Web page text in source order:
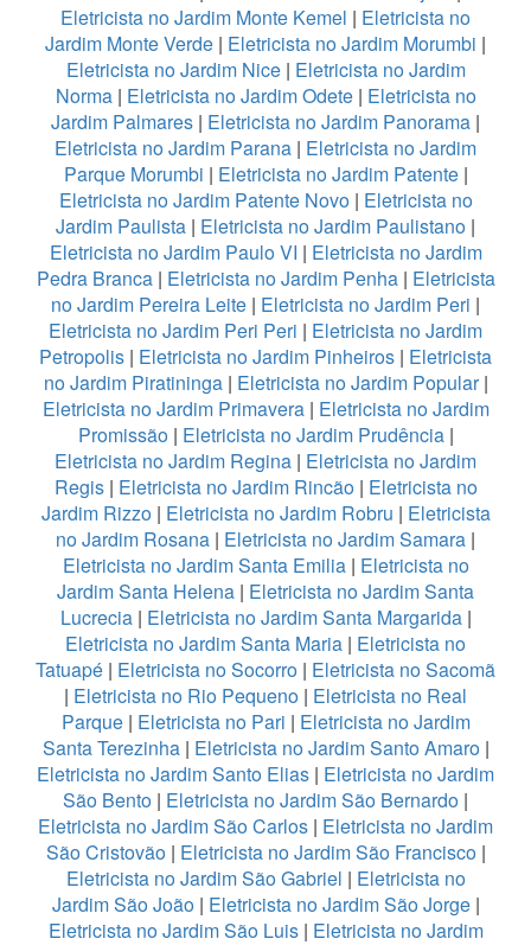
Eletricista no Jardim Monte Kemel | Eletricista no
Jardim Monte Verde | Eletricista no Jardim Morumbi |
Eletricista no Jardim Nice| Eletricista no Jardim
Norma| Eletricista no Jardim Odete| Eletricista no
Jardim Palmares | Eletricista no Jardim Panorama |
Eletricista no Jardim Parana | Eletricista no Jardim
Parque Morumbi | Eletricista no Jardim Patente|
Eletricista no Jardim Patente Novo| Eletricista no
Jardim Paulista | Eletricista no Jardim Paulistano |
Eletricista no Jardim Paulo VI | Eletricista no Jardim
Pedra Branca| Eletricista no Jardim Penha| Eletricista
no Jardim Pereira Leite | Eletricista no Jardim Peri |
Eletricista no Jardim Peri Peri | Eletricista no Jardim
Petropolis | Eletricista no Jardim Pinheiros | Eletricista
no Jardim Piratininga| Eletricista no Jardim Popular|
Eletricista no Jardim Primavera| Eletricista no Jardim
Promissão| Eletricista no Jardim Prudência|
Eletricista no Jardim Regina | Eletricista no Jardim
Regis| Eletricista no Jardim Rincão| Eletricista no
Jardim Rizzo| Eletricista no Jardim Robru | Eletricista
no Jardim Rosana | Eletricista no Jardim Samara |
Eletricista no Jardim Santa Emilia| Eletricista no
Jardim Santa Helena | Eletricista no Jardim Santa
Lucrecia| Eletricista no Jardim Santa Margarida|
Eletricista no Jardim Santa Maria | Eletricista no
Tatuapé | Eletricista no Socorro | Eletricista no Sacomã
| Eletricista no Rio Pequeno | Eletricista no Real
Parque| Eletricista no Pari | Eletricista no Jardim
Santa Terezinha| Eletricista no Jardim Santo Amaro|
Eletricista no Jardim Santo Elias | Eletricista no Jardim
São Bento | Eletricista no Jardim São Bernardo |
Eletricista no Jardim São Carlos | Eletricista no Jardim
São Cristovão| Eletricista no Jardim São Francisco|
Eletricista no Jardim São Gabriel | Eletricista no
Jardim São João| Eletricista no Jardim São Jorge|
Eletricista no Jardim São Luis| Eletricista no Jardim